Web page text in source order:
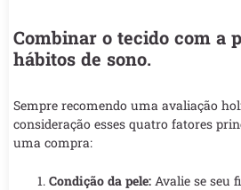
Combinar o tecido com a
hábitos de sono.
Sempre recomendo uma avaliação
consideração esses quatro fatores
uma compra:
Condição da pele: Avalie se seu